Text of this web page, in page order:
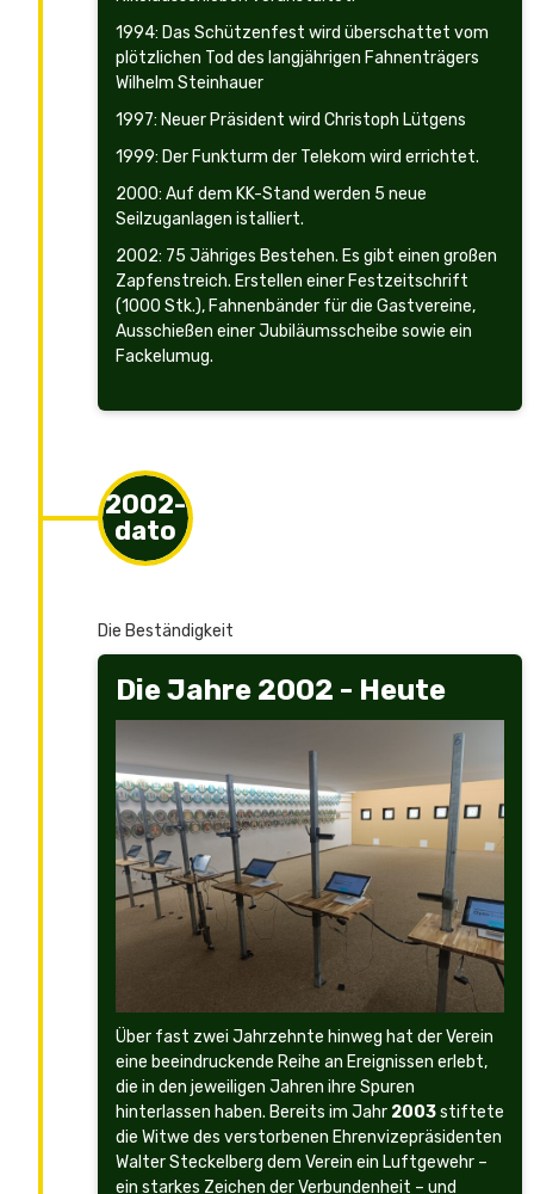
1994: Das Schützenfest wird überschattet vom
plötzlichen Tod des langjährigen Fahnenträgers
Wilhelm Steinhauer
1997: Neuer Präsident wird Christoph Lütgens
1999: Der Funkturm der Telekom wird errichtet.
2000: Auf dem KK-Stand werden 5 neue
Seilzuganlagen istalliert.
2002: 75 Jähriges Bestehen. Es gibt einen großen
Zapfenstreich. Erstellen einer Festzeitschrift
(1000 Stk.), Fahnenbänder für die Gastvereine,
Ausschießen einer Jubiläumsscheibe sowie ein
Fackelumug.
2002-
dato
Die Beständigkeit
Die Jahre 2002 - Heute
Über fast zwei Jahrzehnte hinweg hat der Verein
eine beeindruckende Reihe an Ereignissen erlebt,
die in den jeweiligen Jahren ihre Spuren
hinterlassen haben. Bereits im Jahr 2003stiftete
die Witwe des verstorbenen Ehrenvizepräsidenten
Walter Steckelberg dem Verein ein Luftgewehr –
ein starkes Zeichen der Verbundenheit – und